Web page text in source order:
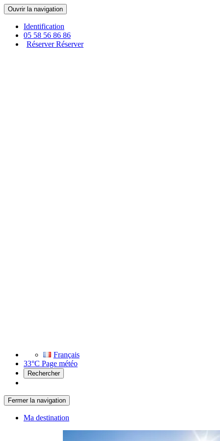
Ouvrir la navigation
Identification
05 58 56 86 86
Réserver Réserver
Français
33°C Page météo
Rechercher
Fermer la navigation
Ma destination
Panneau de gestion des cookies